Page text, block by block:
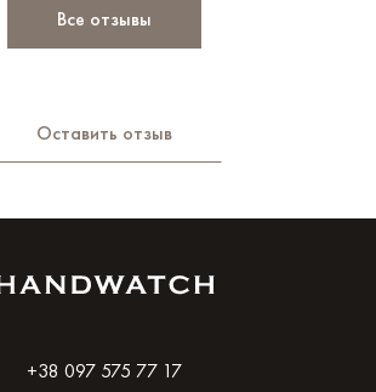
Все отзывы
Оставить отзыв
+38 097 575 77 17